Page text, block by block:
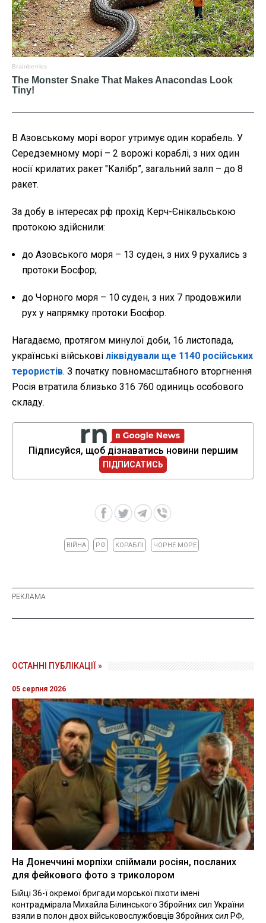
В Азовському морі ворог утримує один корабель. У
Середземному морі – 2 ворожі кораблі, з них один
носії крилатих ракет "Калібр”, загальний залп – до 8
ракет.
За добу в інтересах рф прохід Керч-Єнікальською
протокою здійснили:
до Азовського моря – 13 суден, з них 9 рухались з
протоки Босфор;
до Чорного моря – 10 суден, з них 7 продовжили
рух у напрямку протоки Босфор.
Нагадаємо, протягом минулої доби, 16 листопада,
українські військові ліквідували ще 1140 російських
терористів. З початку повномасштабного вторгнення
Росія втратила близько 316 760 одиниць особового
складу.
Підписуйся, щоб дізнаватись новини першим
ПІДПИСАТИСЬ
ВІЙНА РФ КОРАБЛІ ЧОРНЕ МОРЕ
ОСТАННІ ПУБЛІКАЦІЇ »
05 серпня 2026
На Донеччині морпіхи спіймали росіян, посланих
для фейкового фото з триколором
Бійці 36-ї окремої бригади морської піхоти імені
контрадмірала Михайла Білинського Збройних сил України
взяли в полон двох військовослужбовців Збройних сил РФ,